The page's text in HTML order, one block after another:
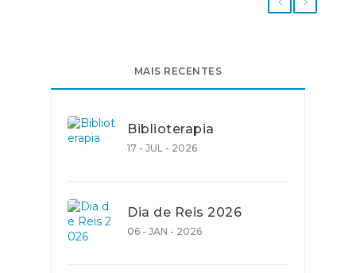
MAIS RECENTES
Biblioterapia
17 - JUL - 2026
Dia de Reis 2026
06 - JAN - 2026